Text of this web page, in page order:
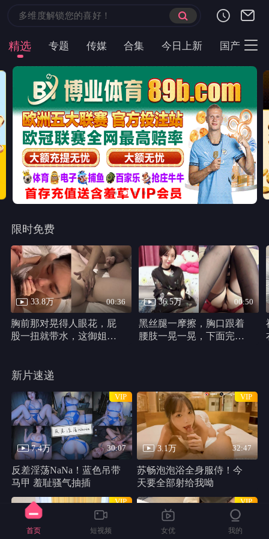
精选 专题 传媒 合集 今日上新 国产
限时免费
33.8万 00:36
胸前那对晃得人眼花，屁
股一扭就带水，这御姐身
36.5万 00:50
黑丝腿一摩擦，胸口跟着
腰肢一晃一晃，下面完全
新片速递
7.4万 30:07
VIP
反差淫荡NaNa！蓝色吊带
马甲 羞耻骚气抽插
3.1万 32:47
VIP
苏畅泡泡浴全身服侍！今
天要全部射给我呦
VIP VIP
首页 短视频 女优 我的